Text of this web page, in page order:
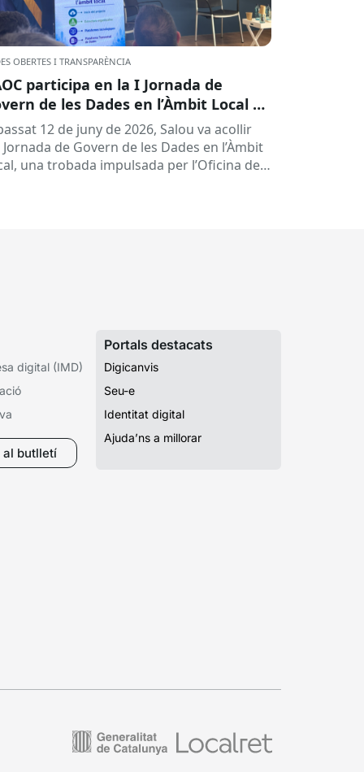
OBERTES I TRANSPARÈNCIA
participa en la I Jornada de
de les Dades en l’Àmbit Local a
12 de juny de 2026, Salou va acollir
Jornada de Govern de les Dades en l’Àmbit
una trobada impulsada per l’Oficina de
digital (IMD)
butlletí
Portals destacats
Digicanvis
Seu-e
Identitat digital
Ajuda’ns a millorar